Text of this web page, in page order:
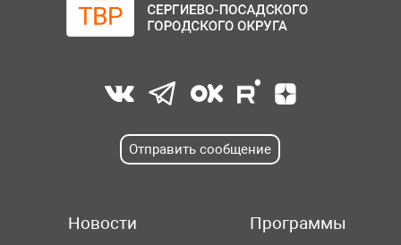
Отправить сообщение
Новости
Программы